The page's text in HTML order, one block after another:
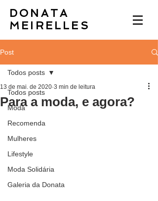
DONATA
MEIRELLES
Post
Todos posts
Moda
Recomenda
Mulheres
Lifestyle
Moda Solidária
Galeria da Donata
Todos posts
Para a moda, e agora?
13 de mai. de 2020 3 min de leitura